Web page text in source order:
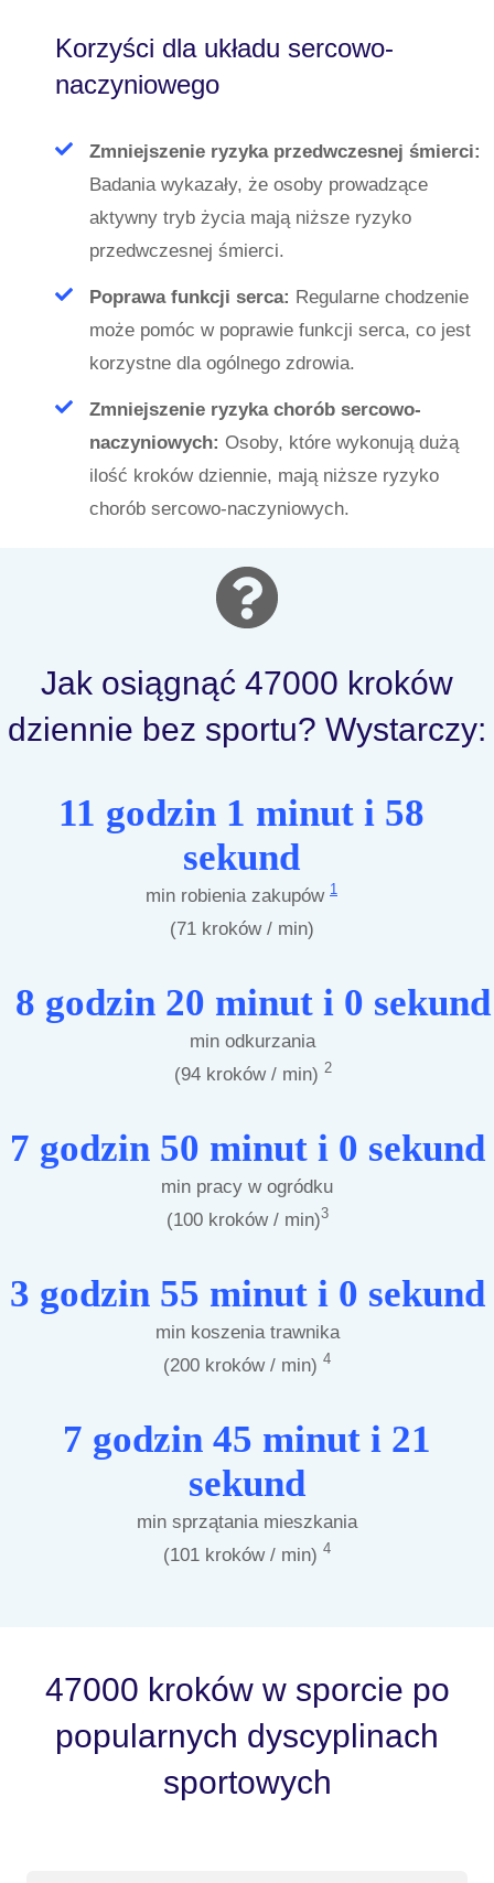
Korzyści dla układu sercowo-
naczyniowego
Zmniejszenie ryzyka przedwczesnej śmierci:
Badania wykazały, że osoby prowadzące
aktywny tryb życia mają niższe ryzyko
przedwczesnej śmierci.
Poprawa funkcji serca: Regularne chodzenie
może pomóc w poprawie funkcji serca, co jest
korzystne dla ogólnego zdrowia.
Zmniejszenie ryzyka chorób sercowo-
naczyniowych: Osoby, które wykonują dużą
ilość kroków dziennie, mają niższe ryzyko
chorób sercowo-naczyniowych.
Jak osiągnąć 47000 kroków
dziennie bez sportu? Wystarczy:
11 godzin 1 minut i 58
sekund
min robienia zakupów 1
(71 kroków / min)
8 godzin 20 minut i 0 sekund
min odkurzania
(94 kroków / min) 2
7 godzin 50 minut i 0 sekund
min pracy w ogródku
(100 kroków / min)3
3 godzin 55 minut i 0 sekund
min koszenia trawnika
(200 kroków / min) 4
7 godzin 45 minut i 21
sekund
min sprzątania mieszkania
(101 kroków / min) 4
47000 kroków w sporcie po
popularnych dyscyplinach
sportowych